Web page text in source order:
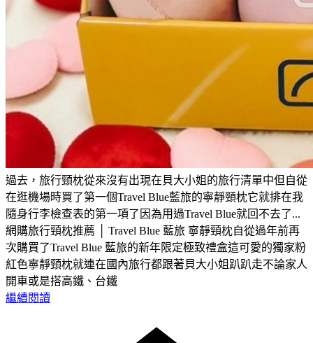
過去，旅行頸枕從來沒有出現在貝大小姐的旅行清單中但自從
在逛機場時買了第一個Travel Blue藍旅的寧靜頸枕它就排在我
隨身行李檢查表的第一項了因為用過Travel Blue就回不去了...
網購旅行頸枕推薦 │ Travel Blue 藍旅 寧靜頸枕自從過年前再
次購買了Travel Blue 藍旅的新年限定極致禮盒這可愛的獨家粉
紅色寧靜頸枕就連在國內旅行都跟著貝大小姐趴趴走不論家人
開車或是搭高鐵、台鐵
繼續閱讀